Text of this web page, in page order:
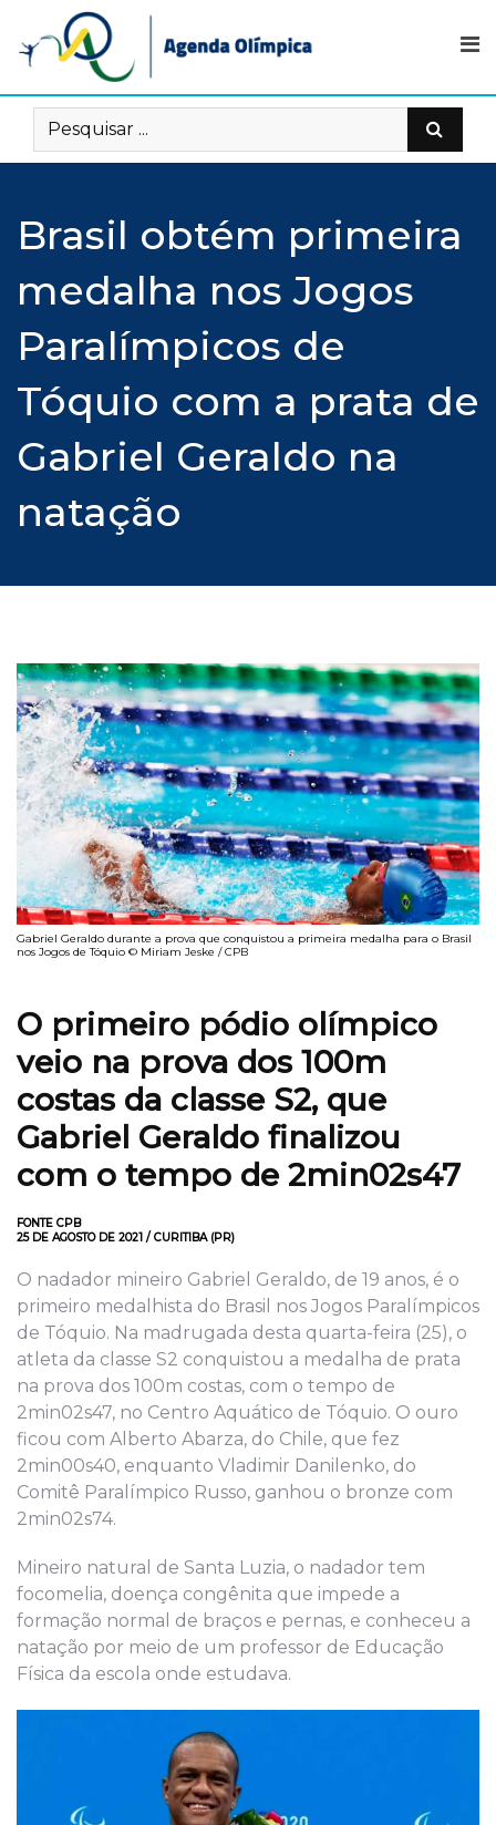
content
Brasil obtém primeira
medalha nos Jogos
Paralímpicos de
Tóquio com a prata de
Gabriel Geraldo na
natação
Gabriel Geraldo durante a prova que conquistou a primeira medalha para o Brasil
nos Jogos de Tóquio © Miriam Jeske / CPB
O primeiro pódio olímpico
veio na prova dos 100m
costas da classe S2, que
Gabriel Geraldo finalizou
com o tempo de 2min02s47
FONTE CPB
25 DE AGOSTO DE 2021 / CURITIBA (PR)
O nadador mineiro Gabriel Geraldo, de 19 anos, é o
primeiro medalhista do Brasil nos Jogos Paralímpicos
de Tóquio. Na madrugada desta quarta-feira (25), o
atleta da classe S2 conquistou a medalha de prata
na prova dos 100m costas, com o tempo de
2min02s47, no Centro Aquático de Tóquio. O ouro
ficou com Alberto Abarza, do Chile, que fez
2min00s40, enquanto Vladimir Danilenko, do
Comitê Paralímpico Russo, ganhou o bronze com
2min02s74.
Mineiro natural de Santa Luzia, o nadador tem
focomelia, doença congênita que impede a
formação normal de braços e pernas, e conheceu a
natação por meio de um professor de Educação
Física da escola onde estudava.